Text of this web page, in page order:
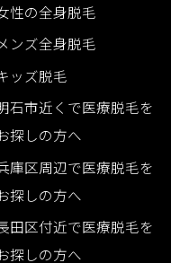
性の全身脱毛
ンズ全身脱毛
ッズ脱毛
石市近くで医療脱毛を
探しの方へ
庫区周辺で医療脱毛を
探しの方へ
田区付近で医療脱毛を
探しの方へ